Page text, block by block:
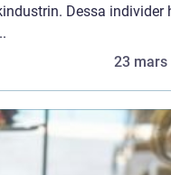
Dessa individer
23 mars